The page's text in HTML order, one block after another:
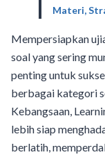
Materi,
Mempersiapkan
soal yang sering
penting untuk
berbagai kategori
Kebangsaan,
lebih siap
berlatih,